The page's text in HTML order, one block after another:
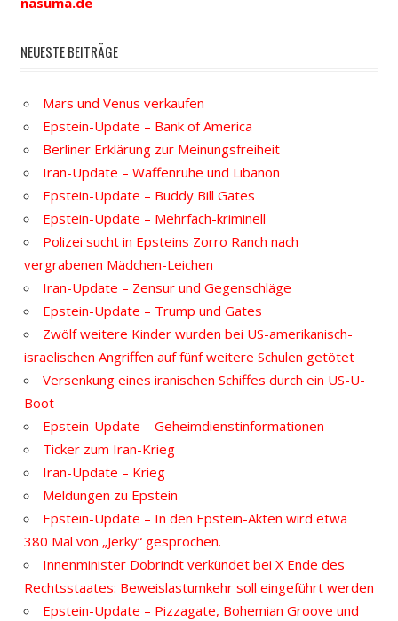
NEUESTE BEITRÄGE
Mars und Venus verkaufen
Epstein-Update – Bank of America
Berliner Erklärung zur Meinungsfreiheit
Iran-Update – Waffenruhe und Libanon
Epstein-Update – Buddy Bill Gates
Epstein-Update – Mehrfach-kriminell
Polizei sucht in Epsteins Zorro Ranch nach
vergrabenen Mädchen-Leichen
Iran-Update – Zensur und Gegenschläge
Epstein-Update – Trump und Gates
Zwölf weitere Kinder wurden bei US-amerikanisch-
israelischen Angriffen auf fünf weitere Schulen getötet
Versenkung eines iranischen Schiffes durch ein US-U-
Boot
Epstein-Update – Geheimdienstinformationen
Ticker zum Iran-Krieg
Iran-Update – Krieg
Meldungen zu Epstein
Epstein-Update – In den Epstein-Akten wird etwa
380 Mal von „Jerky“ gesprochen.
Innenminister Dobrindt verkündet bei X Ende des
Rechtsstaates: Beweislastumkehr soll eingeführt werden
Epstein-Update – Pizzagate, Bohemian Groove und